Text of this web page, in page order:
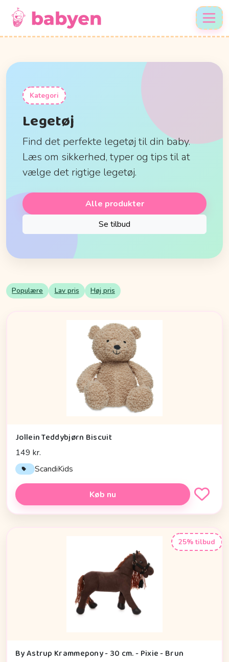
Kategori
Legetøj
Find det perfekte legetøj til din baby.
Læs om sikkerhed, typer og tips til at
vælge det rigtige legetøj.
Alle produkter
Se tilbud
Populære Lav pris Høj pris
Jollein Teddybjørn Biscuit
149 kr.
ScandiKids
Køb nu
25% tilbud
By Astrup Krammepony - 30 cm. - Pixie - Brun